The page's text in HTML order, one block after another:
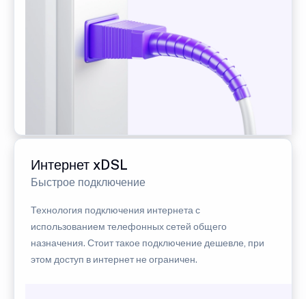
Интернет xDSL
Быстрое подключение
Технология подключения интернета с
использованием телефонных сетей общего
назначения. Стоит такое подключение дешевле, при
этом доступ в интернет не ограничен.